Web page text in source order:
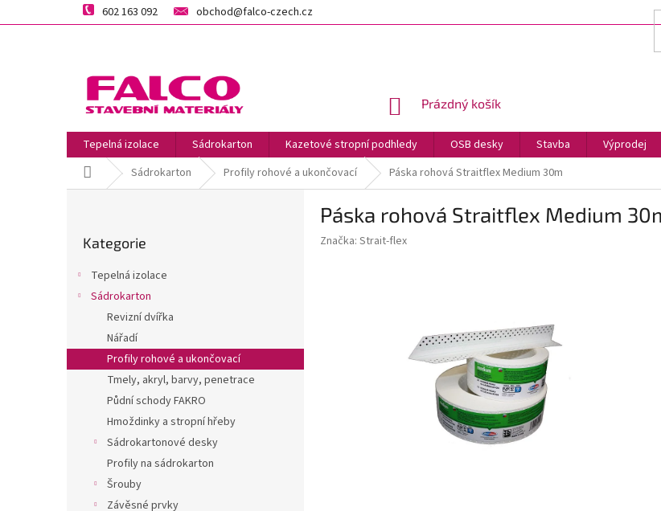
na
602 163 092 obchod@falco-czech.cz
NÁKUPNÍ
Prázdný košík
Tepelná izolace Sádrokarton Kazetové stropní podhledy OSB desky Stavba
Výprodej
Domů Sádrokarton Profily rohové a ukončovací Páska rohová Straitflex Medium 30m
a
kategorie
Kategorie
Tepelná izolace
Sádrokarton
Revizní dvířka
Nářadí
Profily rohové a ukončovací
Tmely, akryl, barvy, penetrace
Půdní schody FAKRO
Hmoždinky a stropní hřeby
Sádrokartonové desky
Profily na sádrokarton
Šrouby
Závěsné prvky
Páska rohová Straitflex Medium
Značka: Strait-flex